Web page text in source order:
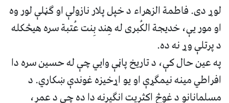
لوړ دی. فاطمة الزهراء د خپل پلار نازولې او ګڼلې لور وه
او مور یې، خدیجة الکُبری له هِند بِنت عُتبة سره هیڅکله
د پرتلې وړ نه ده.
په عین حال کې، د تاریخ پاڼې وايي چې له حسین سره دا
افراطي مینه نیمګړې او یو اړخیزه غوندې ښکاري. د
مسلمانانو د غوڅ اکثریت انګیرنه دا ده چې د عمر،